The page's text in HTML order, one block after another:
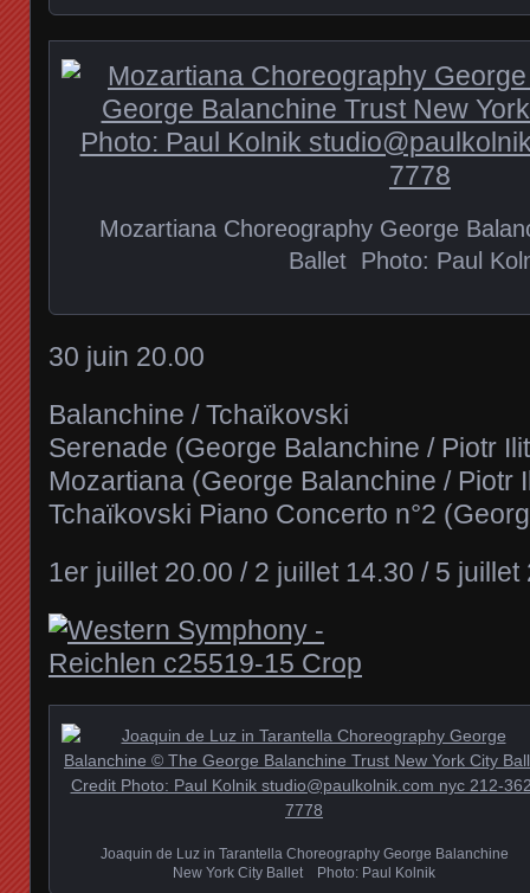
Mozartiana Choreography George
Ballet Photo: Paul
30 juin 20.00
Balanchine / Tchaïkovski
Serenade (George Balanchine / Piotr
Mozartiana (George Balanchine / Piotr
Tchaïkovski Piano Concerto n°2
1er juillet 20.00 / 2 juillet 14.30 / 5
Joaquin de Luz in Tarantella Choreography George Balanchine
New York City Ballet Photo: Paul Kolnik